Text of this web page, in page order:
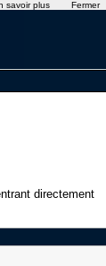
directement
savoir plus Fermer